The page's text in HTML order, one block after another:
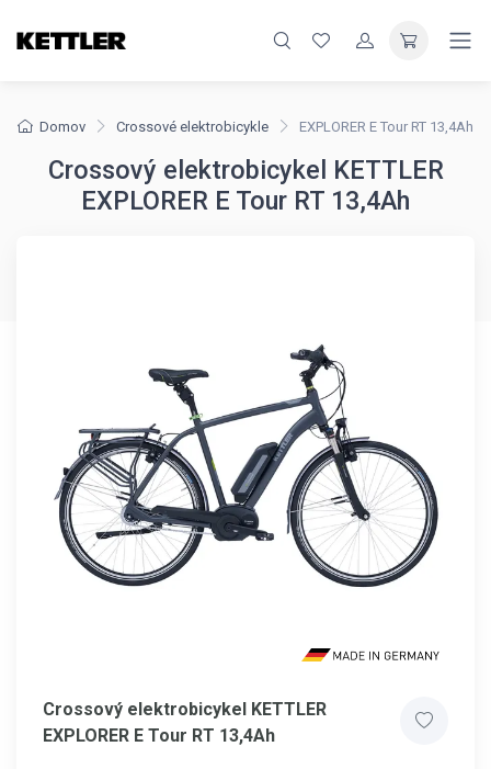
Domov Crossové elektrobicykle EXPLORER E Tour RT 13,4Ah
Crossový elektrobicykel KETTLER
EXPLORER E Tour RT 13,4Ah
Crossový elektrobicykel KETTLER
EXPLORER E Tour RT 13,4Ah